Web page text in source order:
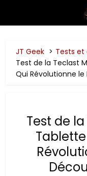
JT Geek
Tests et
Test de la Teclast
Qui Révolutionne
Test de